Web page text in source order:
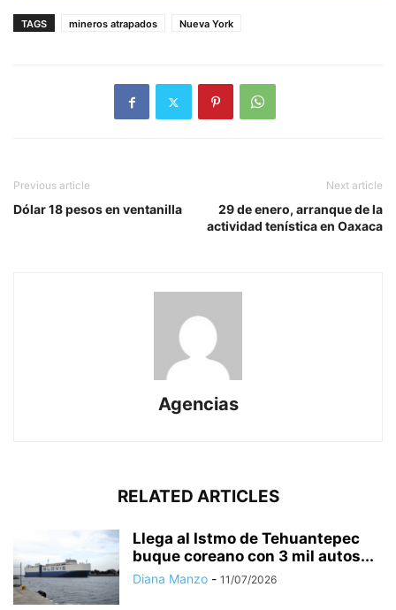
TAGS mineros atrapados Nueva York
Previous article
Dólar 18 pesos en ventanilla
Next article
29 de enero, arranque de la
actividad tenística en Oaxaca
Agencias
RELATED ARTICLES
Llega al Istmo de Tehuantepec
buque coreano con 3 mil autos...
Diana Manzo - 11/07/2026